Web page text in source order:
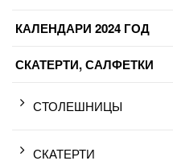
КАЛЕНДАРИ 2024 ГОД
СКАТЕРТИ, САЛФЕТКИ
СТОЛЕШНИЦЫ
СКАТЕРТИ